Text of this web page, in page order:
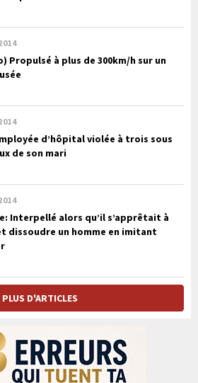
Propulsé à plus de 300km/h sur un
d’hôpital violée à trois sous
de son mari
Interpellé alors qu’il s’apprêtait à
dissoudre un homme en imitant
PLUS D'ARTICLES